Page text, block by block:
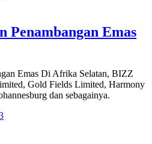
Penambangan Emas
Emas Di Afrika Selatan, BIZZ
Gold Fields Limited, Harmony
dan sebagainya.